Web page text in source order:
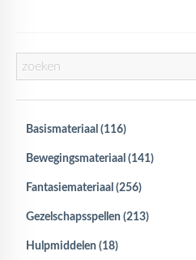
Openingstijden
Routebeschrijving
Basismateriaal (116)
Bewegingsmateriaal (141)
Fantasiemateriaal (256)
Gezelschapsspellen (213)
Hulpmiddelen (18)